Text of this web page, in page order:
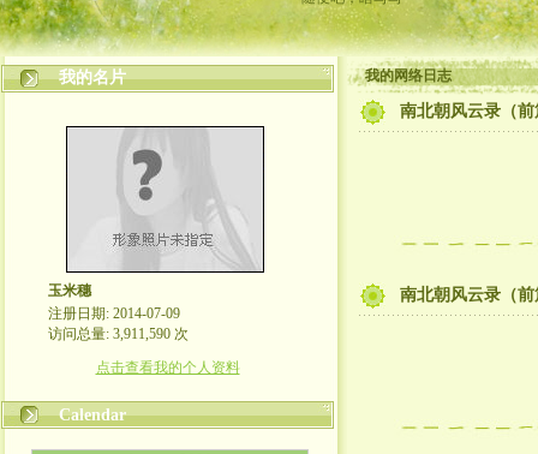
我的名片
玉米穗
注册日期: 2014-07-09
访问总量: 3,911,590 次
点击查看我的个人资料
Calendar
我的网络日志
南北朝风云录（
南北朝风云录（